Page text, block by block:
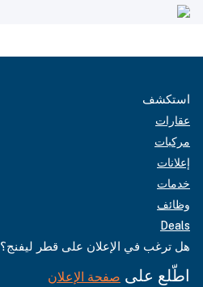
استكشف
عقارات
مركبات
إعلانات
خدمات
وظائف
Deals
هل ترغب في الإعلان على قطر ليفنج؟
اطّلع على صفحة الإعلان